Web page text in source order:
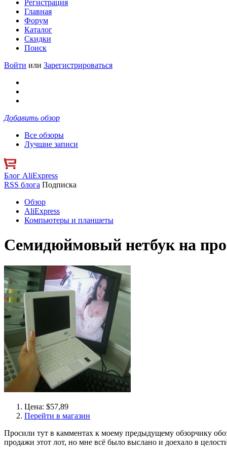
Регистрация
Главная
Форум
Каталог
Скидки
Поиск
Войти или Зарегистрироваться
Добавить обзор
Все обзоры
Лучшие записи
Блог AliExpress
RSS блога Подписка
Обзор
AliExpress
Компьютеры и планшеты
Семидюймовый нетбук на
Цена: $57,89
Перейти в магазин
Просили тут в камментах к моему предыдущему обзорчику
продажи этот лот, но мне всё было выслано и доехало в